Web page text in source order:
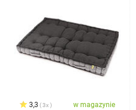
3,3 3x w magazynie